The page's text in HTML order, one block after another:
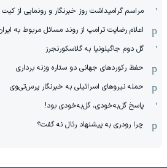
مراسم گرامیداشت روز خبرنگار و رونمایی از
اعلام رضایت ترامپ از روند مسائل مربوط به
گل دوم جاگیلونیا به گلاسکورنجرز
حفظ رکوردهای جهانی دو ستاره وزنه برداری
حمله نیروهای اسرائیلی به خبرنگار پرس‌تی‌وی
پاسخ گل‌به‌خودی، گل‌به‌خودی بود!
چرا رودری به پیشنهاد رئال نه گفت؟